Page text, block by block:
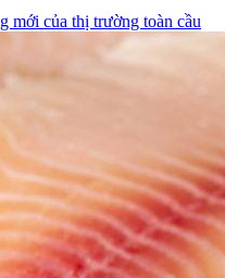
mới của thị trường toàn cầu